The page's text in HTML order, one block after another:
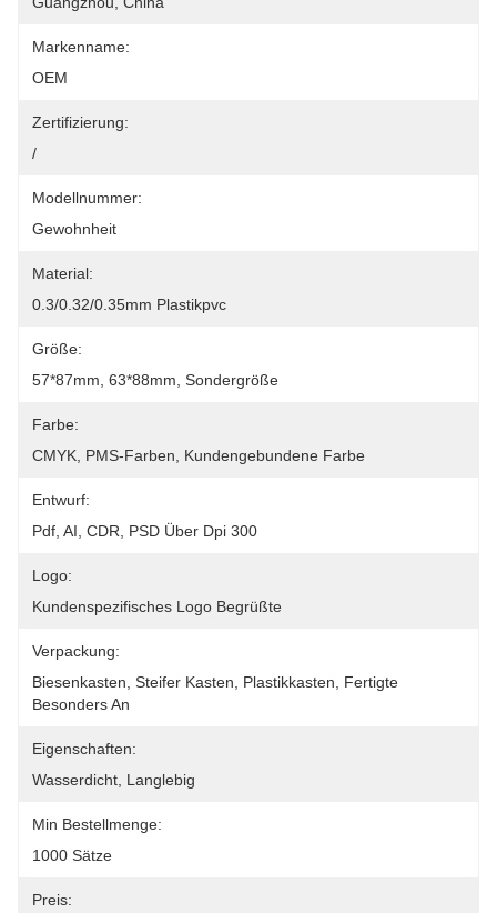
Markenname:
OEM
Zertifizierung:
/
Modellnummer:
Gewohnheit
Material:
0.3/0.32/0.35mm Plastikpvc
Größe:
57*87mm, 63*88mm, Sondergröße
Farbe:
CMYK, PMS-Farben, Kundengebundene Farbe
Entwurf:
Pdf, AI, CDR, PSD Über Dpi 300
Logo:
Kundenspezifisches Logo Begrüßte
Verpackung:
Biesenkasten, Steifer Kasten, Plastikkasten, Fertigte
Besonders An
Eigenschaften:
Wasserdicht, Langlebig
Min Bestellmenge:
1000 Sätze
Preis: